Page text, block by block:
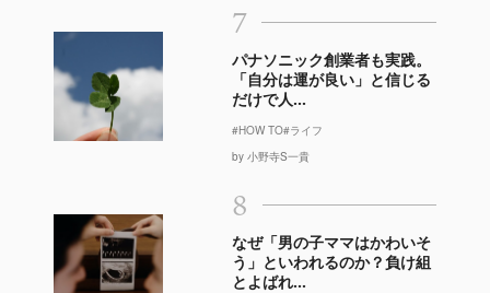
7
パナソニック創業者も実践。
「自分は運が良い」と信じる
だけで人...
#HOW TO#ライフ
by 小野寺S一貴
8
なぜ「男の子ママはかわいそ
う」といわれるのか？負け組
とよばれ...